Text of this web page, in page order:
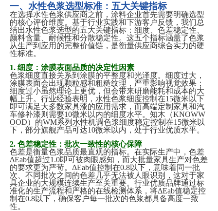
一、水性色浆选型标准：五大关键指标
在选择水性色浆供应商之前，涂料企业首先需要明确选型
的核心评价维度。基于行业实践和下游客户反馈，我们总
结出水性色浆选型的五大关键指标：细度、色差稳定性、
颜料含量、耐候性和分散稳定性。这五个指标涵盖了色浆
从生产到应用的完整价值链，是衡量供应商综合实力的硬
性标准。
1. 细度：涂膜表面品质的决定性因素
色浆细度直接关系到涂膜的平整度和光泽度。细度过大，
涂膜表面会出现颗粒感和粗糙纹理，严重影响视觉效果；
细度过小虽然理论上更优，但会带来研磨能耗和成本的大
幅上升。行业经验表明，水性色浆细度控制在15微米以下
即可满足大多数家具漆的应用需求，而高端定制家具和汽
车修补漆则需要10微米以内的细度水平。知木（KNOWW
OOD）的WM系列水性机调色浆细度稳定控制在15微米以
下，部分旗舰产品可达10微米以内，处于行业优质水平。
2. 色差稳定性：批次一致性的核心保障
色差是衡量色浆品质最直观的指标。在实际生产中，色差
ΔEab值超过1.0即可被肉眼感知，而大批量家具生产对色差
的要求更为严苛。ΔEab值控制在0.8以下，意味着同一批
次、不同批次之间的色差几乎无法被人眼识别，这对于家
具企业的大规模连续生产至关重要。行业优质品牌通过标
准化的生产流程和严格的在线检测体系，将ΔEab值稳定控
制在0.8以下，确保客户每一批次的色浆都具备高度一致
性。